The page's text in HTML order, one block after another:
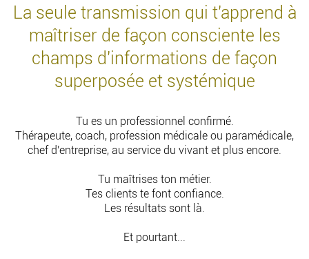
La seule transmission qui t'apprend à
maîtriser de façon consciente les
champs d'informations de façon
superposée et systémique
Tu es un professionnel confirmé.
Thérapeute, coach, profession médicale ou paramédicale,
chef d'entreprise, au service du vivant et plus encore.
Tu maîtrises ton métier.
Tes clients te font confiance.
Les résultats sont là.
Et pourtant...